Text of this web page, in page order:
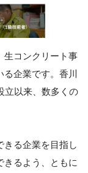
生コンクリート事
企業です。香川
立以来、数多くの
きる企業を目指し
きるよう、ともに